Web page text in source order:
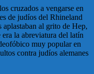
cruzados a vengarse en
de judíos del Rhineland
aplastaban al grito de Hep,
la abreviatura del latín
muy popular en
contra judíos alemanes